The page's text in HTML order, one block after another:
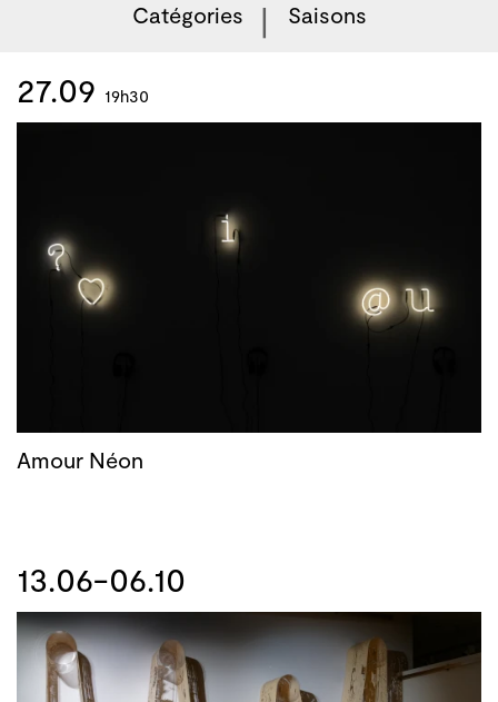
Catégories Saisons
27.09 19h30
Amour Néon
13.06-06.10